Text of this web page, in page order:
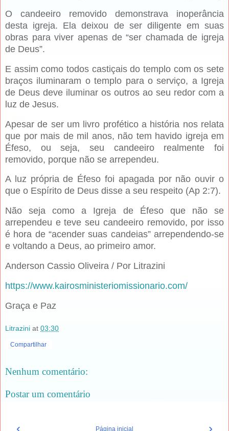
O candeeiro removido demonstrava inoperância
desta igreja. Ela deixou de ser diligente em suas
obras para viver apenas de “ser chamada de igreja
de Deus”.
E assim como todos castiçais do templo com os sete
braços iluminaram o templo para o serviço, a Igreja
de Deus deve iluminar os outros ao seu redor com a
luz de Jesus.
Apesar de ser um livro profético a história nos relata
que por mais de mil anos, não tem havido igreja em
Éfeso, ou seja, seu candeeiro realmente foi
removido, porque não se arrependeu.
A luz própria de Éfeso foi apagada por não ouvir o
que o Espírito de Deus disse a seu respeito (Ap 2:7).
Não seja como a Igreja de Éfeso que não se
arrependeu e teve seu candeeiro removido, por isso
é hora de “acender suas candeias” arrependendo-se
e voltando a Deus, ao primeiro amor.
Anderson Cassio Oliveira / Por Litrazini
https://www.kairosministeriomissionario.com/
Graça e Paz
Litrazini at 03:30
Compartilhar
Nenhum comentário:
Postar um comentário
Página inicial